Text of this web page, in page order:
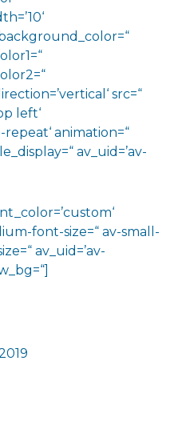
src=“
left‘
animation=“
av_uid=’av-
font-size=“ av-small-
av_uid=’av-